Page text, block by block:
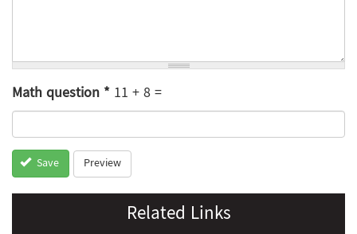
Math question* 11 + 8 =
Save Preview
Related Links